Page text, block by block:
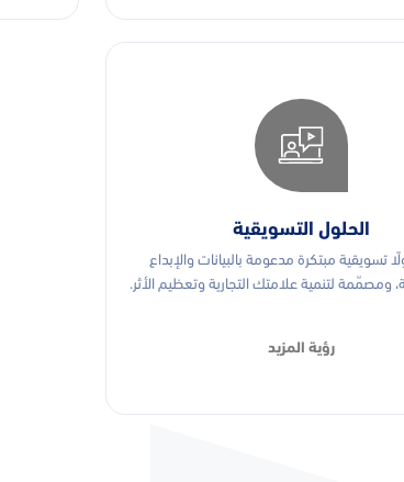
الحلول التسويقية
تسويقية مبتكرة مدعومة بالبيانات والإبداع
ومصمّمة لتنمية علامتك التجارية وتعظيم الأثر.
رؤية المزيد